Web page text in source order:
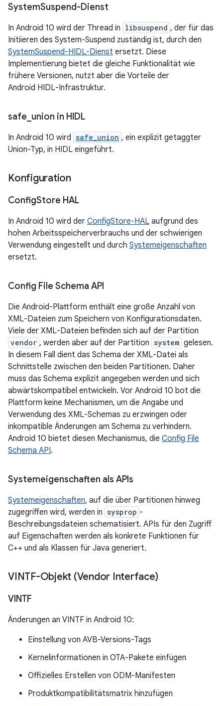
SystemSuspend-Dienst
In Android 10 wird der Thread in libsuspend , der für das
Initiieren des System-Suspend zuständig ist, durch den
SystemSuspend-HIDL-Dienst ersetzt. Diese
Implementierung bietet die gleiche Funktionalität wie
frühere Versionen, nutzt aber die Vorteile der
Android HIDL-Infrastruktur.
safe union in HIDL
In Android 10 wird safe_union , ein explizit getaggter
Union-Typ, in HIDL eingeführt.
Konfiguration
ConfigStore HAL
In Android 10 wird der ConfigStore-HAL aufgrund des
hohen Arbeitsspeicherverbrauchs und der schwierigen
Verwendung eingestellt und durch Systemeigenschaften
ersetzt.
Config File Schema API
Die Android-Plattform enthält eine große Anzahl von
XML-Dateien zum Speichern von Konfigurationsdaten.
Viele der XML-Dateien befinden sich auf der Partition
vendor , werden aber auf der Partition system gelesen.
In diesem Fall dient das Schema der XML-Datei als
Schnittstelle zwischen den beiden Partitionen. Daher
muss das Schema explizit angegeben werden und sich
abwärtskompatibel entwickeln. Vor Android 10 bot die
Plattform keine Mechanismen, um die Angabe und
Verwendung des XML-Schemas zu erzwingen oder
inkompatible Änderungen am Schema zu verhindern.
Android 10 bietet diesen Mechanismus, die Config File
Schema API.
Systemeigenschaften als APIs
Systemeigenschaften, auf die über Partitionen hinweg
zugegriffen wird, werden in sysprop -
Beschreibungsdateien schematisiert. APIs für den Zugriff
auf Eigenschaften werden als konkrete Funktionen für
C++ und als Klassen für Java generiert.
VINTF-Objekt (Vendor Interface)
VINTF
Änderungen an VINTF in Android 10:
Einstellung von AVB-Versions-Tags
Kernelinformationen in OTA-Pakete einfügen
Offizielles Erstellen von ODM-Manifesten
Produktkompatibilitätsmatrix hinzufügen